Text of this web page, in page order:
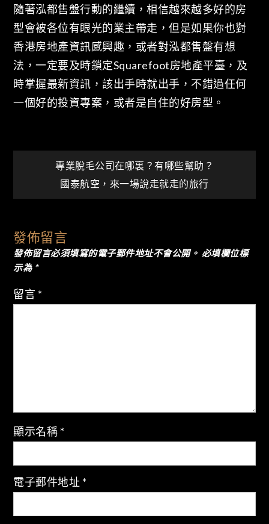
隨著泓都售盤行動的繼續，相信越來越多好的房
型會被各位有眼光的業主帶走，但是如果你也對
香港房地產資訊感興趣，或者對泓都售盤有想
法，一定要及時鎖定Squarefoot房地產平臺，及
時掌握最新資訊，該出手時就出手，不錯過任何
一個好的投資專案，或者是自住的好房型。
章
導
覽
專業脫毛公司在哪裏？有哪些幫助？
國泰航空，來一場說走就走的旅行
發佈留言
發佈留言必須填寫的電子郵件地址不會公開。 必填欄位標
示為 *
留言 *
顯示名稱 *
電子郵件地址 *